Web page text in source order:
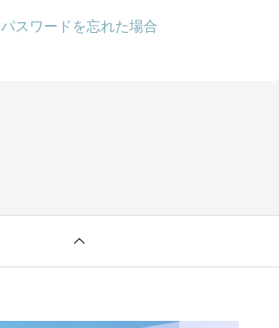
パスワードを忘れた場合